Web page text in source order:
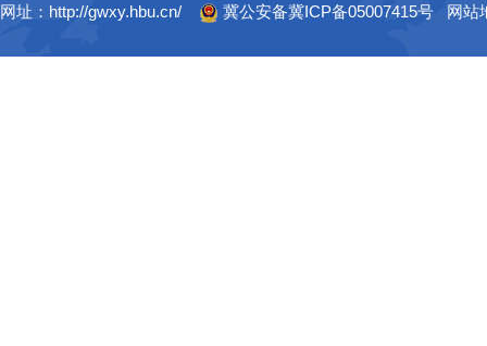
网址：http://gwxy.hbu.cn/
冀公安备冀ICP备05007415号 网站